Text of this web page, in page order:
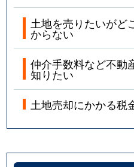
土地を売りたいがど
からない
仲介手数料など不動
知りたい
土地売却にかかる税